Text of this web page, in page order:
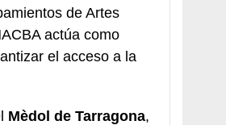
de Artes
actúa como
el acceso a la
Mèdol de Tarragona,